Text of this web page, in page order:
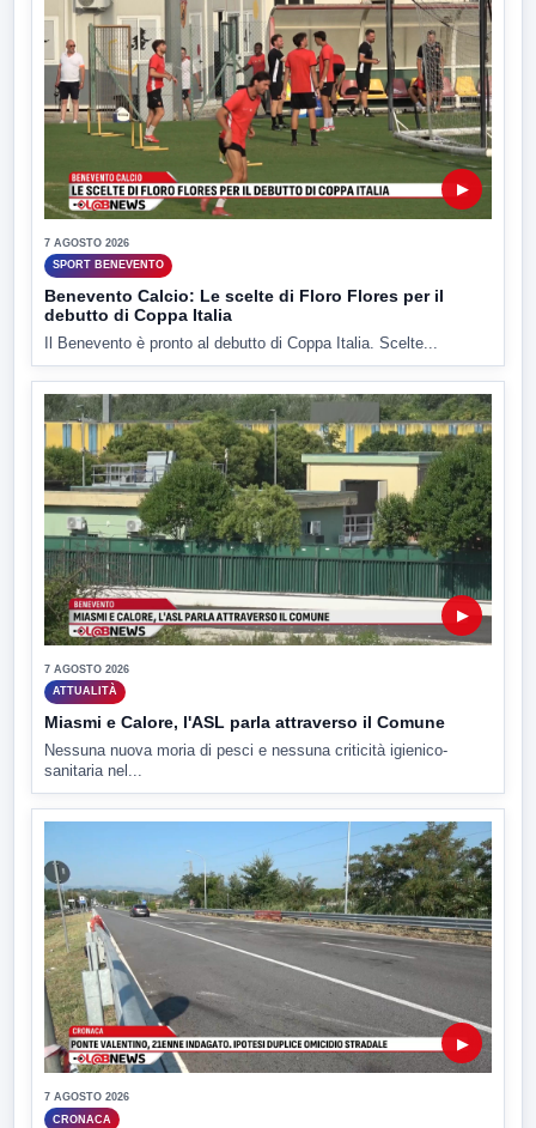
▶
7 AGOSTO 2026
SPORT BENEVENTO
Benevento Calcio: Le scelte di Floro Flores per il
debutto di Coppa Italia
Il Benevento è pronto al debutto di Coppa Italia. Scelte...
▶
7 AGOSTO 2026
ATTUALITÀ
Miasmi e Calore, l'ASL parla attraverso il Comune
Nessuna nuova moria di pesci e nessuna criticità igienico-
sanitaria nel...
▶
7 AGOSTO 2026
CRONACA